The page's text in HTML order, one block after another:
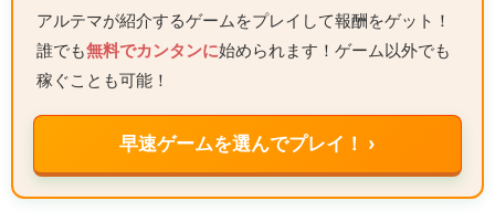
アルテマが紹介するゲームをプレイして報酬をゲット！
誰でも無料でカンタンに始められます！ゲーム以外でも
稼ぐことも可能！
早速ゲームを選んでプレイ！ ›